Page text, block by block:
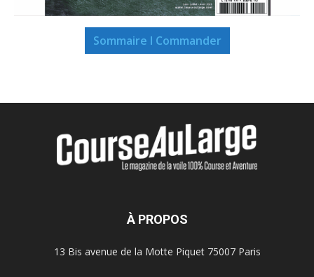
Sommaire I Commander
À PROPOS
13 Bis avenue de la Motte Piquet 75007 Paris